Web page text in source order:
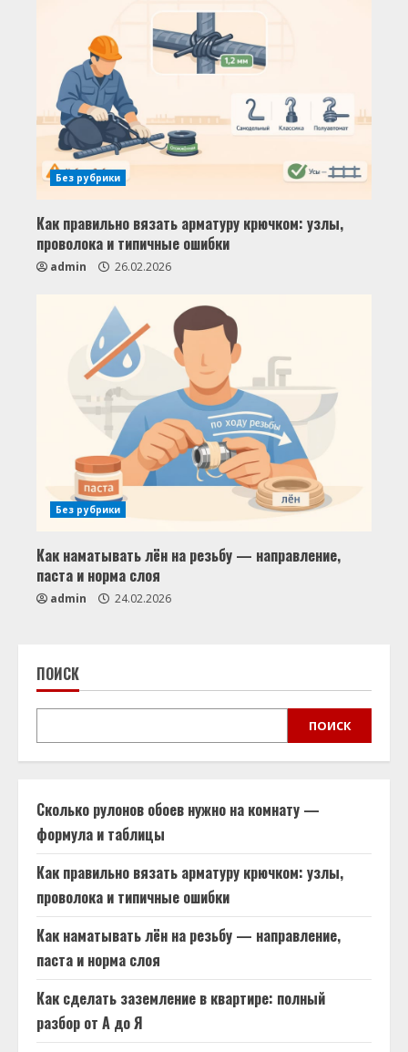
Без рубрики
Как правильно вязать арматуру крючком: узлы,
проволока и типичные ошибки
admin 26.02.2026
Без рубрики
Как наматывать лён на резьбу — направление,
паста и норма слоя
admin 24.02.2026
ПОИСК
ПОИСК
Сколько рулонов обоев нужно на комнату —
формула и таблицы
Как правильно вязать арматуру крючком: узлы,
проволока и типичные ошибки
Как наматывать лён на резьбу — направление,
паста и норма слоя
Как сделать заземление в квартире: полный
разбор от А до Я